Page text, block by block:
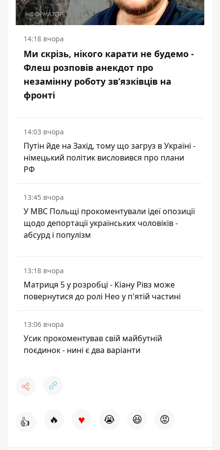
14:18 вчора
Ми скрізь, нікого карати не будемо -
Флеш розповів анекдот про
незамінну роботу зв’язківців на
фронті
14:03 вчора
Путін йде на Захід, тому що загруз в Україні -
німецький політик висловився про плани
РФ
13:45 вчора
У МВС Польщі прокоментували ідеї опозиції
щодо депортації українських чоловіків -
абсурд і популізм
13:18 вчора
Матриця 5 у розробці - Кіану Рівз може
повернутися до ролі Нео у п'ятій частині
13:06 вчора
Усик прокоментував свій майбутній
поєдинок - нині є два варіанти
👍 🔥 ♥ 😭 😆 😡